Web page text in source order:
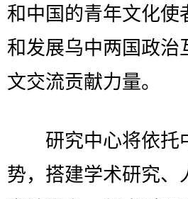
和中国的青年文化使
和发展乌中两国政治
文交流贡献力量。
研究中心将依托
势，搭建学术研究、